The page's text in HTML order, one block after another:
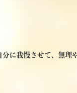
に我慢させて、無理